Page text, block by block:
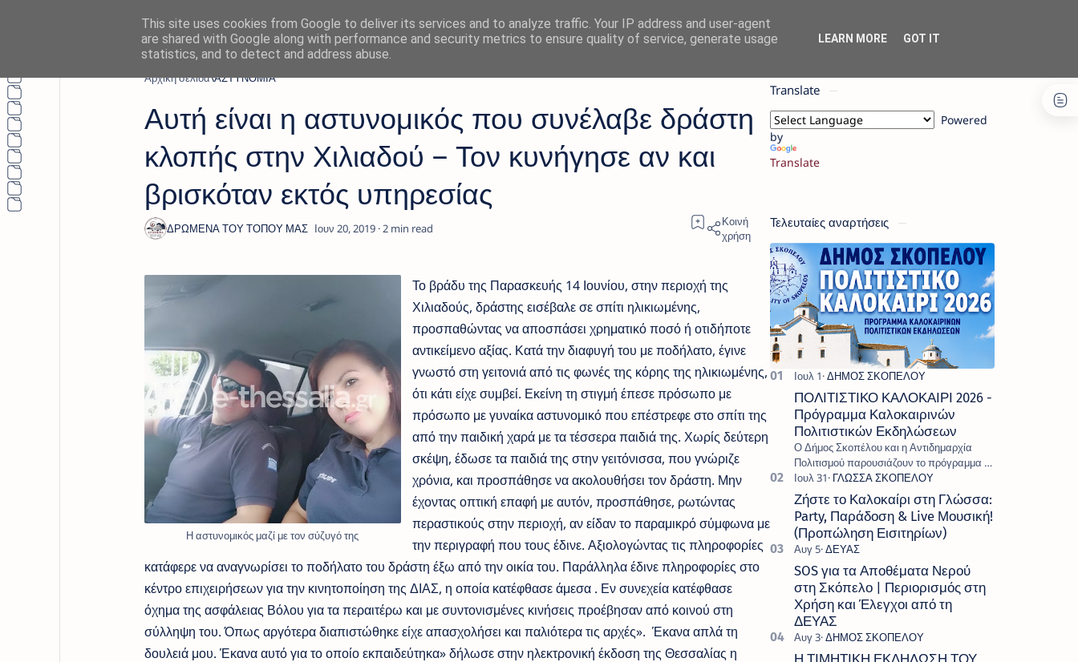
Αρχική σελίδα ΑΣΤΥΝΟΜΙΑ
Αυτή είναι η αστυνομικός που συνέλαβε δράστη
κλοπής στην Χιλιαδού – Τον κυνήγησε αν και
βρισκόταν εκτός υπηρεσίας
2
Η αστυνομικός μαζί με τον σύζυγό της
Το βράδυ της Παρασκευής 14 Ιουνίου, στην περιοχή της
Χιλιαδούς, δράστης εισέβαλε σε σπίτι ηλικιωμένης,
προσπαθώντας να αποσπάσει χρηματικό ποσό ή οτιδήποτε
αντικείμενο αξίας. Κατά την διαφυγή του με ποδήλατο, έγινε
γνωστό στη γειτονιά από τις φωνές της κόρης της ηλικιωμένης,
ότι κάτι είχε συμβεί. Εκείνη τη στιγμή έπεσε πρόσωπο με
πρόσωπο με γυναίκα αστυνομικό που επέστρεφε στο σπίτι της
από την παιδική χαρά με τα τέσσερα παιδιά της. Χωρίς δεύτερη
σκέψη, έδωσε τα παιδιά της στην γειτόνισσα, που γνώριζε
χρόνια, και προσπάθησε να ακολουθήσει τον δράστη. Μην
έχοντας οπτική επαφή με αυτόν, προσπάθησε, ρωτώντας
περαστικούς στην περιοχή, αν είδαν το παραμικρό σύμφωνα με
την περιγραφή που τους έδινε. Αξιολογώντας τις πληροφορίες
κατάφερε να αναγνωρίσει το ποδήλατο του δράστη έξω από την οικία του. Παράλληλα έδινε πληροφορίες στο
κέντρο επιχειρήσεων για την κινητοποίηση της ΔΙΑΣ, η οποία κατέφθασε άμεσα . Εν συνεχεία κατέφθασε
όχημα της ασφάλειας Βόλου για τα περαιτέρω και με συντονισμένες κινήσεις προέβησαν από κοινού στη
σύλληψη του. Όπως αργότερα διαπιστώθηκε είχε απασχολήσει και παλιότερα τις αρχές». Έκανα απλά τη
δουλειά μου. Έκανα αυτό για το οποίο εκπαιδεύτηκα» δήλωσε στην ηλεκτρονική έκδοση της Θεσσαλίας η
Translate
Powered
by
Translate
Τελευταίες αναρτήσεις
ΠΟΛΙΤΙΣΤΙΚΟ ΚΑΛΟΚΑΙΡΙ 2026 -
Πρόγραμμα Καλοκαιρινών
Πολιτιστικών Εκδηλώσεων
Ο Δήμος Σκοπέλου και η Αντιδημαρχία
Πολιτισμού παρουσιάζουν το πρόγραμμα «
Πολιτιστικό Καλοκαίρι 2026 », ένα πλούσιο
και πολυσυλλεκτικό πρόγραμμα εκδ…
Ζήστε το Καλοκαίρι στη Γλώσσα:
Party, Παράδοση & Live Μουσική!
(Προπώληση Εισιτηρίων)
SOS για τα Αποθέματα Νερού
στη Σκόπελο | Περιορισμός στη
Χρήση και Έλεγχοι από τη
ΔΕΥΑΣ
This site uses cookies from Google to deliver its services and to analyze traffic. Your IP address and user-agent
are shared with Google along with performance and security metrics to ensure quality of service, generate usage
statistics, and to detect and address abuse.
LEARN MORE GOT IT